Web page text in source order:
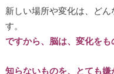
新しい場所や変化は、ど
す。
ですから、脳は、変化をも
知らないものを、とても嫌